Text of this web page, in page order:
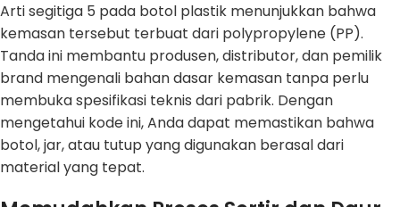
Arti segitiga 5 pada botol plastik menunjukkan bahwa
kemasan tersebut terbuat dari polypropylene (PP).
Tanda ini membantu produsen, distributor, dan pemilik
brand mengenali bahan dasar kemasan tanpa perlu
membuka spesifikasi teknis dari pabrik. Dengan
mengetahui kode ini, Anda dapat memastikan bahwa
botol, jar, atau tutup yang digunakan berasal dari
material yang tepat.